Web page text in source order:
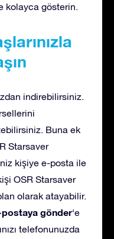
kolayca gösterin.
indirebilirsiniz.
Buna ek
Starsaver
kişiye e-posta ile
OSR Starsaver
olarak atayabilir.
postaya gönder‘e
telefonunuzda